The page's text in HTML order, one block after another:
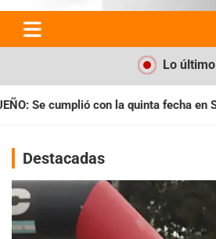
Argentina
Lo último
Santiago IAME SERIES
Destacadas